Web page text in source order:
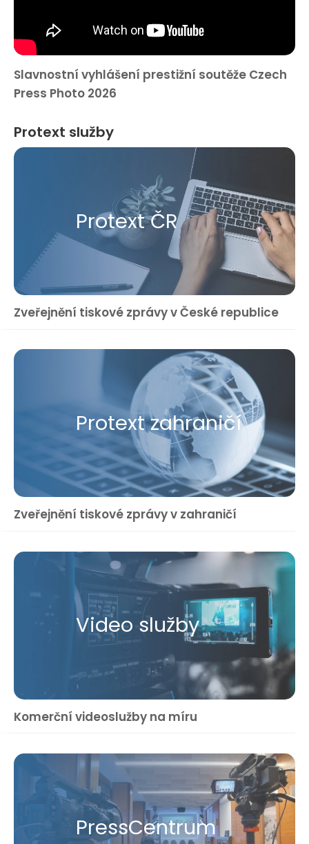
Slavnostní vyhlášení prestižní soutěže Czech
Press Photo 2026
Protext služby
Protext ČR
Zveřejnění tiskové zprávy v České republice
Protext zahraničí
Zveřejnění tiskové zprávy v zahraničí
Video služby
Komerční videoslužby na míru
Press​Centrum